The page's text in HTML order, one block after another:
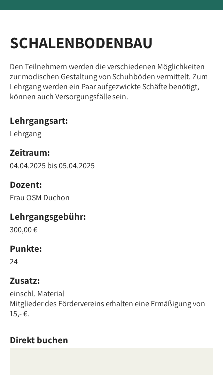
SCHALENBODENBAU
Den Teilnehmern werden die verschiedenen Möglichkeiten
zur modischen Gestaltung von Schuhböden vermittelt. Zum
Lehrgang werden ein Paar aufgezwickte Schäfte benötigt,
können auch Versorgungsfälle sein.
Lehrgangsart:
Lehrgang
Zeitraum:
04.04.2025 bis05.04.2025
Dozent:
Frau OSM Duchon
Lehrgangsgebühr:
300,00 €
Punkte:
24
Zusatz:
einschl. Material
Mitglieder des Fördervereins erhalten eine Ermäßigung von
15,- €.
Direkt buchen